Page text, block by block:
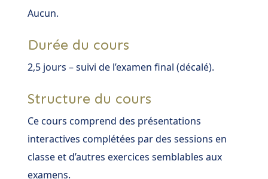
Aucun.
Durée du cours
2,5 jours – suivi de l’examen final (décalé).
Structure du cours
Ce cours comprend des présentations
interactives complétées par des sessions en
classe et d’autres exercices semblables aux
examens.